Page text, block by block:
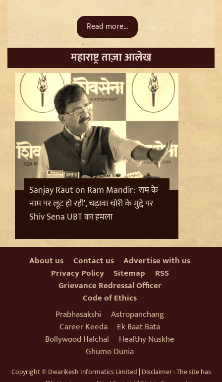
Trisha Krishnan पर टिप्पणी मामले में Udhayanidhi Stalin
Arrest, जानें चेन्नई पुलिस ने कौन सी धाराएं लगाईं
Jantar Mantar से अदालत तक: Brij Bhushan के खिलाफ
यौन उत्पीड़न मामले में Legal Battle का अंत
Read more...
महाराष्ट्र ताज़ा आलेख
Sanjay Raut on Ram Mandir: 'राम के
नाम पर लूट हो रही', चढ़ावा चोरी के मुद्दे पर
Shiv Sena UBT का हमला
About us Contact us
Advertise with us
Privacy Policy
Sitemap
RSS
Grievance Redressal Officer
Code of Ethics
Prabhasakshi
Astropanchang
Career Keeda
Ek Baat Bata
Bollywood Halchal
Healthy Nuskhe
Ghumo Dunia
Copyright © Dwarikesh Informatics Limited | Disclaimer : The site has